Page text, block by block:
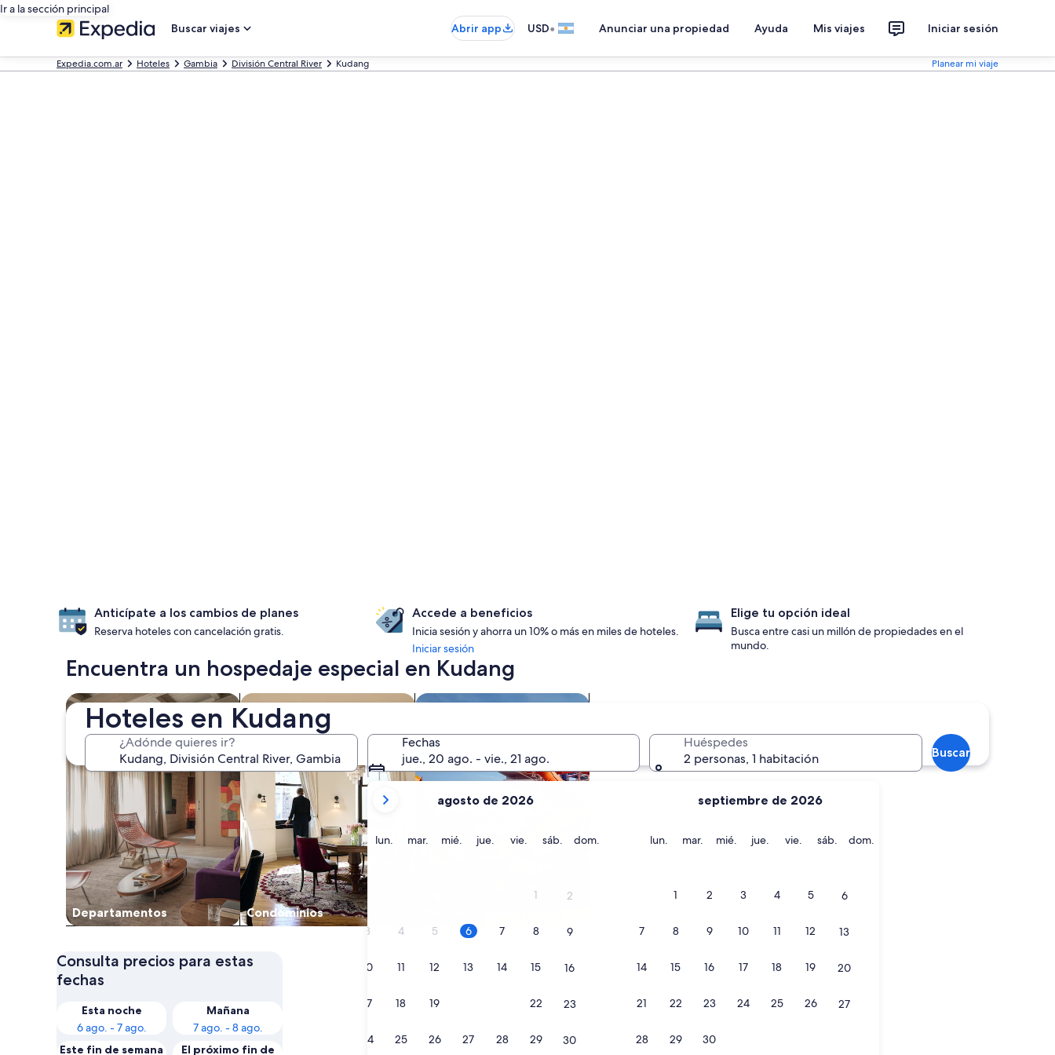
Ir a la sección principal
Buscar viajes
Abrir app USD• Anunciar una propiedad Ayuda Mis viajes Iniciar sesión
Expedia.com.ar Hoteles Gambia División Central River Kudang Planear mi viaje
Hoteles en Kudang
¿Adónde quieres ir?
Fechas
jue., 20 ago. - vie., 21 ago.
tus
meses
actuales
son
August
2026
y
September
2026.
agosto de 2026
lun. lunesmar. martes
mié. miércoles
jue. jueves
vie. viernes
sáb. sábado
dom.
1 2
3 4 5 6 7 8 9
10 11 12 13 14 15 16
17 18 19 22 23
24 25 26 27 28 29 30
septiembre de 2026
lun. lunesmar. martes
mié. miércoles
jue. jueves
vie. viernes
sáb. sábado
dom.
1 2 3 4 5 6
7 8 9 10 11 12 13
14 15 16 17 18 19 20
21 22 23 24 25 26 27
28 29 30
Huéspedes
2 personas, 1 habitación
Buscar
Anticípate a los cambios de planes
Reserva hoteles con cancelación gratis.
Accede a beneficios
Inicia sesión y ahorra un 10% o más en miles de hoteles.
Iniciar sesión
Elige tu opción ideal
Busca entre casi un millón de propiedades en el
mundo.
Encuentra un hospedaje especial en Kudang
Departamentos
Buscar departamentos
Condominios
Buscar condominios Buscar propiedades con parque acuático
Consulta precios para estas
fechas
Esta noche
6 ago. - 7 ago.
Mañana
7 ago. - 8 ago.
Este fin de semana
El próximo fin de